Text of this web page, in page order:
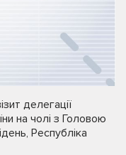
делегації
на чолі з Головою
Республіка